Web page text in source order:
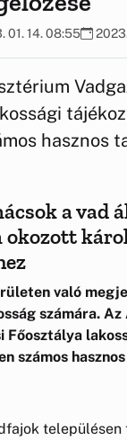
01. 14. 08:55 2023.
hasznos
a vad
okozott
való
számára.
Főosztálya
számos